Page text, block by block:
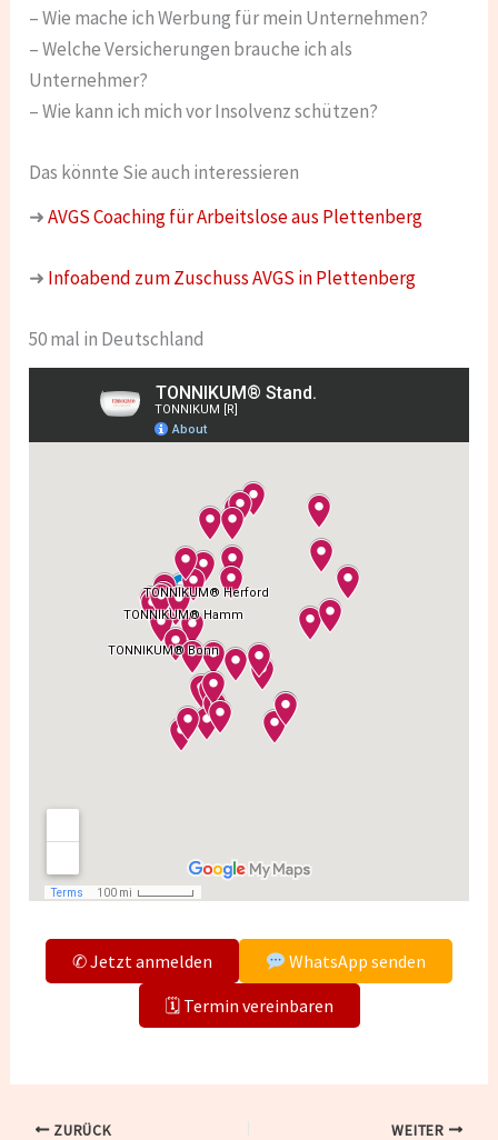
– Wie mache ich Werbung für mein Unternehmen?
– Welche Versicherungen brauche ich als
Unternehmer?
– Wie kann ich mich vor Insolvenz schützen?
Das könnte Sie auch interessieren
➜AVGS Coaching für Arbeitslose aus Plettenberg
➜ Infoabend zum Zuschuss AVGS in Plettenberg
50 mal in Deutschland
✆ Jetzt anmelden
WhatsApp senden
🗓 Termin vereinbaren
ZURÜCK WEITER